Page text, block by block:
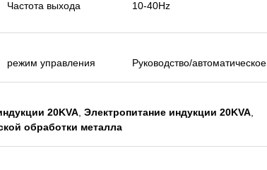
Частота выхода 10-40Hz
режим управления Руководство/автоматическое
20KVA Электропитание индукции 20KVA
обработки металла